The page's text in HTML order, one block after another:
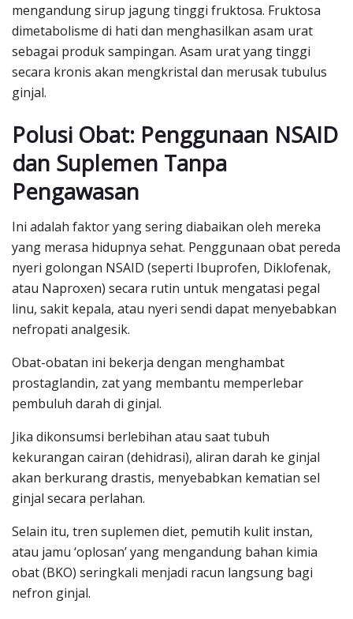
mengandung sirup jagung tinggi fruktosa. Fruktosa
dimetabolisme di hati dan menghasilkan asam urat
sebagai produk sampingan. Asam urat yang tinggi
secara kronis akan mengkristal dan merusak tubulus
ginjal.
Polusi Obat: Penggunaan NSAID
dan Suplemen Tanpa
Pengawasan
Ini adalah faktor yang sering diabaikan oleh mereka
yang merasa hidupnya sehat. Penggunaan obat pereda
nyeri golongan NSAID (seperti Ibuprofen, Diklofenak,
atau Naproxen) secara rutin untuk mengatasi pegal
linu, sakit kepala, atau nyeri sendi dapat menyebabkan
nefropati analgesik.
Obat-obatan ini bekerja dengan menghambat
prostaglandin, zat yang membantu memperlebar
pembuluh darah di ginjal.
Jika dikonsumsi berlebihan atau saat tubuh
kekurangan cairan (dehidrasi), aliran darah ke ginjal
akan berkurang drastis, menyebabkan kematian sel
ginjal secara perlahan.
Selain itu, tren suplemen diet, pemutih kulit instan,
atau jamu ‘oplosan’ yang mengandung bahan kimia
obat (BKO) seringkali menjadi racun langsung bagi
nefron ginjal.